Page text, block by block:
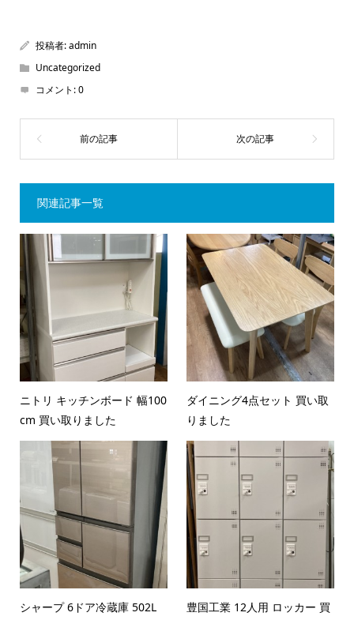
投稿者:admin
Uncategorized
コメント:0
関連記事一覧
ニトリ キッチンボード 幅100
cm 買い取りました
ダイニング4点セット 買い取
りました
シャープ 6ドア冷蔵庫 502L
豊国工業 12人用 ロッカー 買